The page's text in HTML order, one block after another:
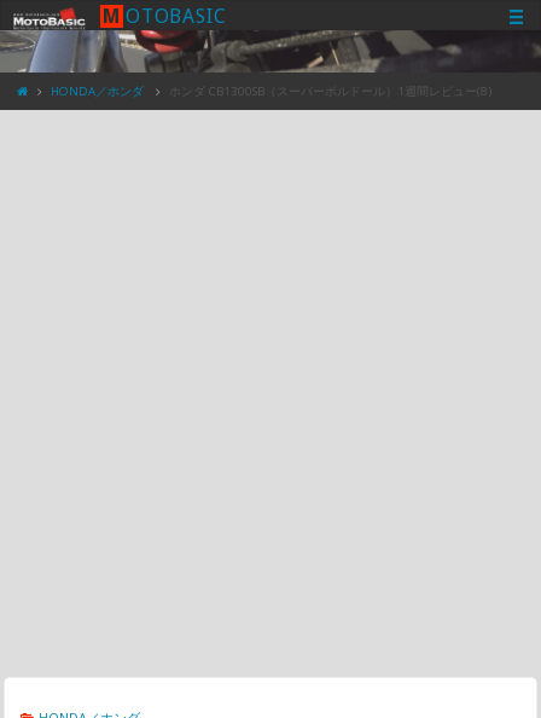
M OTOBASIC
HONDA／ホンダ ホンダ CB1300SB（スーパーボルドール）1週間レビュー(8)